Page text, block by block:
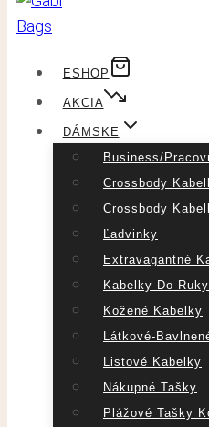
ESHOP
AKCIA
DÁMSKE
Business/
Crossbody
Crossbody
Ľadvinky
Extravagantné
Kabelky Do
Kožené Kabelky
Látkové-
Listové Kabelky
Nákupné Tašky
Plážové Tašky